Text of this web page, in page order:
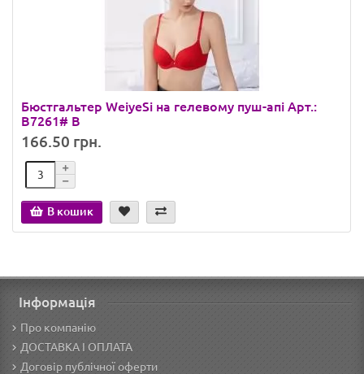
Бюстгальтер WeiyeSi на гелевому пуш-апі Арт.:
B7261# B
166.50 грн.
В кошик
Інформація
Про компанію
ДОСТАВКА І ОПЛАТА
Договір публічної оферти